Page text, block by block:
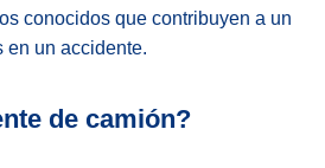
conocidos que contribuyen a un
en un accidente.
de camión?